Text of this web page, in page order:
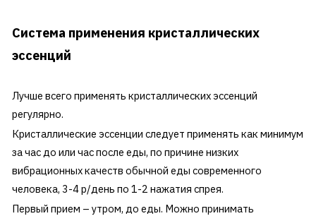
Система применения кристаллических
эссенций
Лучше всего применять кристаллических эссенций
регулярно.
Кристаллические эссенции следует применять как минимум
за час до или час после еды, по причине низких
вибрационных качеств обычной еды современного
человека, 3-4 р/день по 1-2 нажатия спрея.
Первый прием – утром, до еды. Можно принимать